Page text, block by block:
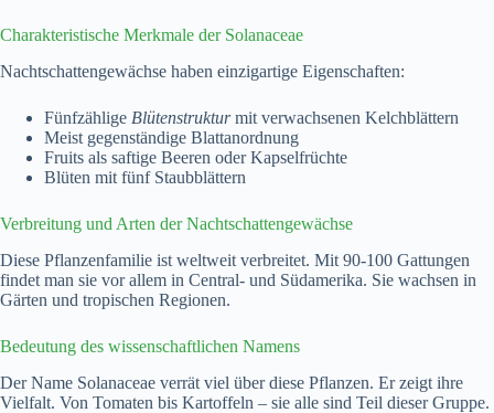
Charakteristische Merkmale der Solanaceae
Nachtschattengewächse haben einzigartige Eigenschaften:
Fünfzählige Blütenstrukturmit verwachsenen Kelchblättern
Meist gegenständige Blattanordnung
Fruits als saftige Beeren oder Kapselfrüchte
Blüten mit fünf Staubblättern
Verbreitung und Arten der Nachtschattengewächse
Diese Pflanzenfamilie ist weltweit verbreitet. Mit 90-100 Gattungen
findet man sie vor allem in Central- und Südamerika. Sie wachsen in
Gärten und tropischen Regionen.
Bedeutung des wissenschaftlichen Namens
Der Name Solanaceae verrät viel über diese Pflanzen. Er zeigt ihre
Vielfalt. Von Tomaten bis Kartoffeln – sie alle sind Teil dieser Gruppe.